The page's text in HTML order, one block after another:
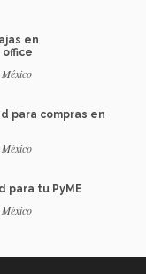
en
para compras en
para tu PyME